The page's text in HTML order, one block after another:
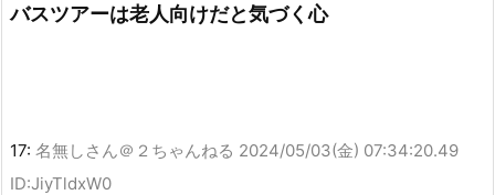
バスツアーは老人向けだと気づく心
17: 名無しさん＠２ちゃんねる 2024/05/03(金) 07:34:20.49
ID:JiyTldxW0